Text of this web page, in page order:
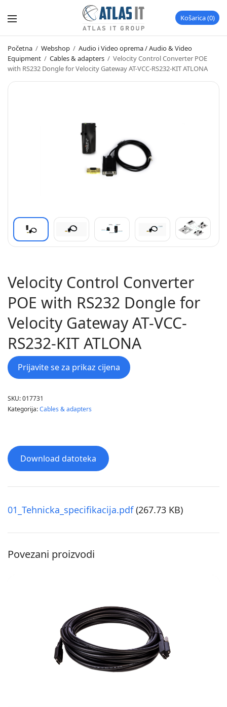
Košarica 0
Početna / Webshop / Audio i Video oprema / Audio & Video
Equipment / Cables & adapters / Velocity Control Converter POE
with RS232 Dongle for Velocity Gateway AT-VCC-RS232-KIT ATLONA
Velocity Control Converter
POE with RS232 Dongle for
Velocity Gateway AT-VCC-
RS232-KIT ATLONA
Prijavite se za prikaz cijena
SKU:017731
Kategorija:Cables & adapters
Download datoteka
01_Tehnicka_specifikacija.pdf(267.73 KB)
Povezani proizvodi